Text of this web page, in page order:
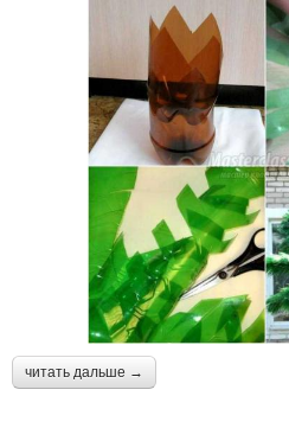
читать дальше →